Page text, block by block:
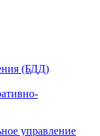
(БДД)
управление